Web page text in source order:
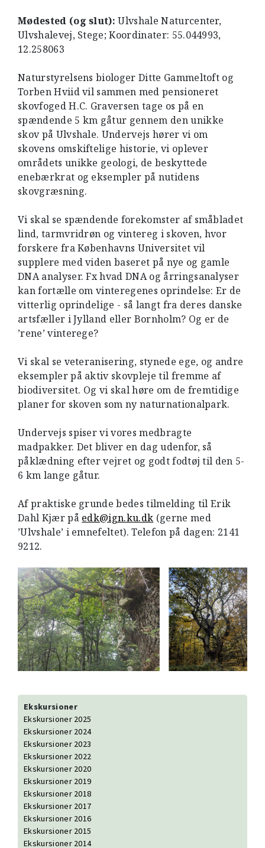
Mødested (og slut): Ulvshale Naturcenter,
Ulvshalevej, Stege; Koordinater: 55.044993,
12.258063
Naturstyrelsens biologer Ditte Gammeltoft og
Torben Hviid vil sammen med pensioneret
skovfoged H.C. Graversen tage os på en
spændende 5 km gåtur gennem den unikke
skov på Ulvshale. Undervejs hører vi om
skovens omskiftelige historie, vi oplever
områdets unikke geologi, de beskyttede
enebærkrat og eksempler på nutidens
skovgræsning.
Vi skal se spændende forekomster af småbladet
lind, tarmvridrøn og vintereg i skoven, hvor
forskere fra Københavns Universitet vil
supplere med viden baseret på nye og gamle
DNA analyser. Fx hvad DNA og årringsanalyser
kan fortælle om vinteregenes oprindelse: Er de
vitterlig oprindelige - så langt fra deres danske
artsfæller i Jylland eller Bornholm? Og er de
’rene’ vinterege?
Vi skal se veteranisering, stynede ege, og andre
eksempler på aktiv skovpleje til fremme af
biodiversitet. Og vi skal høre om de fremtidige
planer for skoven som ny naturnationalpark.
Undervejs spiser vi vores medbragte
madpakker. Det bliver en dag udenfor, så
påklædning efter vejret og godt fodtøj til den 5-
6 km lange gåtur.
Af praktiske grunde bedes tilmelding til Erik
Dahl Kjær på edk@ign.ku.dk (gerne med
’Ulvshale’ i emnefeltet). Telefon på dagen: 2141
9212.
Ekskursioner
Ekskursioner 2025
Ekskursioner 2024
Ekskursioner 2023
Ekskursioner 2022
Ekskursioner 2020
Ekskursioner 2019
Ekskursioner 2018
Ekskursioner 2017
Ekskursioner 2016
Ekskursioner 2015
Ekskursioner 2014